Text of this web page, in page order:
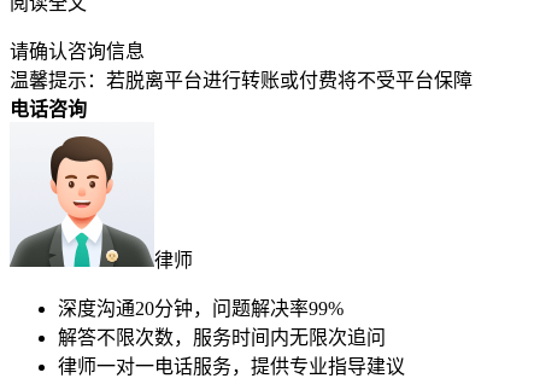
深度沟通20分钟，问题解决率99%
解答不限次数，服务时间内无限次追问
律师一对一电话服务，提供专业指导建议
服务类型：
联系电话：
手机号已加密，律师将无法获取您的真实手机号
若律师未及时响应，平台将推荐优选律师为您服务
温馨提示